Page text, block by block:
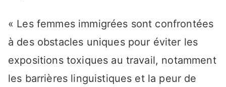
« Les femmes immigrées sont confrontées
à des obstacles uniques pour éviter les
expositions toxiques au travail, notamment
les barrières linguistiques et la peur de